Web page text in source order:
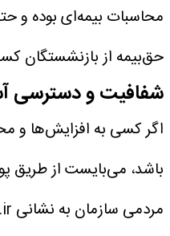
محاسبات بیمه‌ای بوده و
حق‌بیمه از بازنشستگان
شفافیت و دسترسی
اگر کسی به افزایش‌ها و
باشد، می‌بایست از طریق